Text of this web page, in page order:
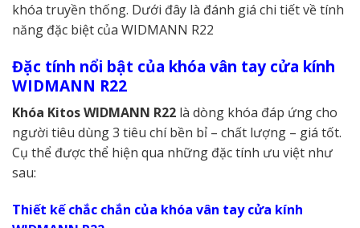
khóa truyền thống. Dưới đây là đánh giá chi tiết về tính
năng đặc biệt của WIDMANN R22
Đặc tính nổi bật của khóa vân tay cửa kính
WIDMANN R22
Khóa Kitos WIDMANN R22 là dòng khóa đáp ứng cho
người tiêu dùng 3 tiêu chí bền bỉ – chất lượng – giá tốt.
Cụ thể được thể hiện qua những đặc tính ưu việt như
sau:
Thiết kế chắc chắn của khóa vân tay cửa kính